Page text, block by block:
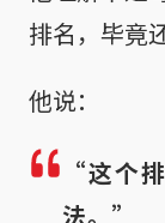
排名，毕竟
他说：
“这个
法。”